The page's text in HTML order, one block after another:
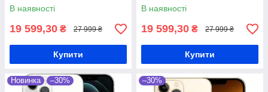
В наявності
19 599,30 ₴ 27 999 ₴
Купити
В наявності
19 599,30 ₴ 27 999 ₴
Купити
Новинка –30% –30%